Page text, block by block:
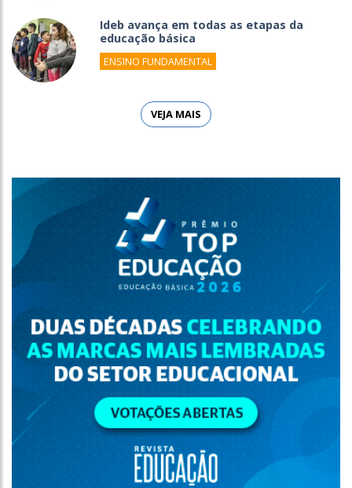
Ideb avança em todas as etapas da
educação básica
ENSINO FUNDAMENTAL
VEJA MAIS